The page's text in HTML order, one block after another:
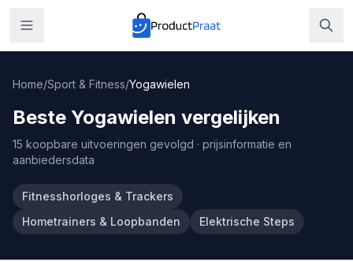
Home/Sport & Fitness/Yogawielen
Beste Yogawielen vergelijken
15 koopbare uitvoeringen gevolgd · prijsinformatie en
aanbiedersdata
Fitnesshorloges & Trackers
Hometrainers & Loopbanden
Elektrische Steps